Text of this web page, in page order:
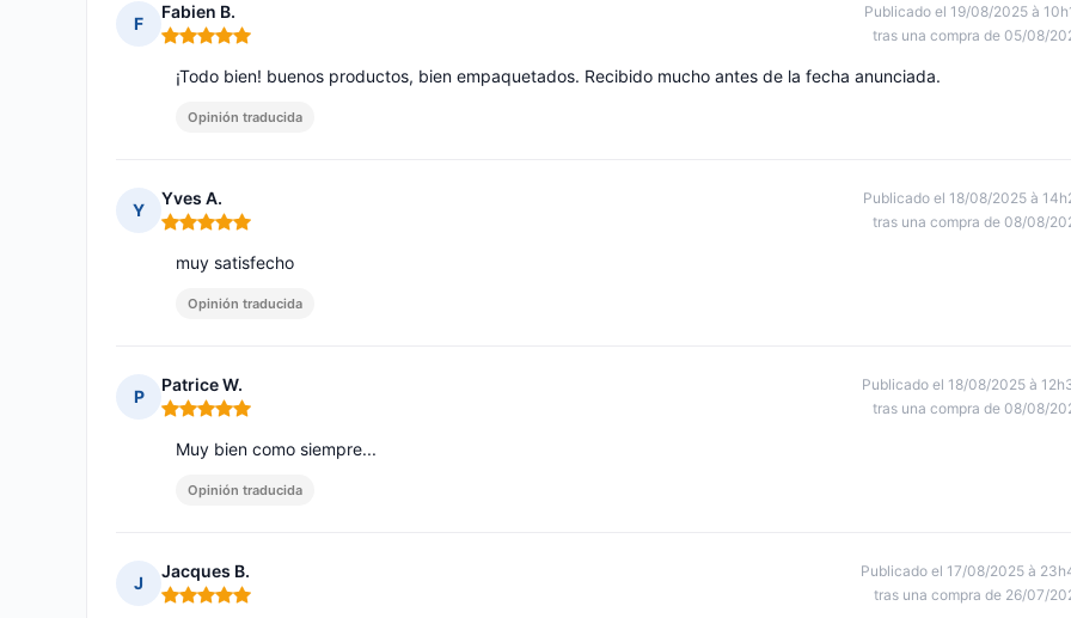
F
Fabien B.
Nota: 5 de 5
Publicado el 19/08/2025 à
tras una compra de 05/08/
¡Todo bien! buenos productos, bien empaquetados. Recibido mucho antes de la fecha anunciada.
Opinión traducida
Y
Yves A.
Nota: 5 de 5
Publicado el 18/08/2025 à
tras una compra de 08/08/
muy satisfecho
Opinión traducida
P
Patrice W.
Nota: 5 de 5
Publicado el 18/08/2025 à
tras una compra de 08/08/
Muy bien como siempre...
Opinión traducida
J
Jacques B.
Nota: 5 de 5
Publicado el 17/08/2025 à
tras una compra de 26/07/